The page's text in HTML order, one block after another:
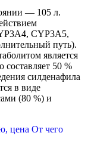
— 105 л.
CYP3A5,
путь).
является
составляет 50 %
силденафила
в виде
(80 %) и